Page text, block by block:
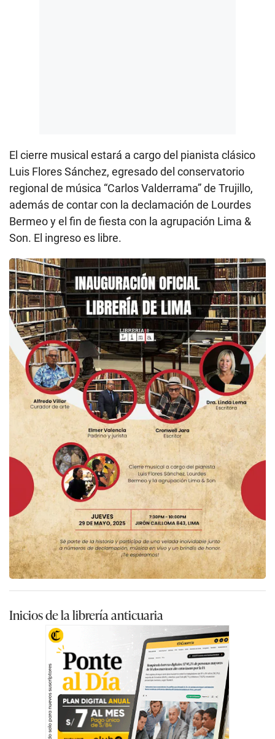
El cierre musical estará a cargo del pianista clásico
Luis Flores Sánchez, egresado del conservatorio
regional de música “Carlos Valderrama” de Trujillo,
además de contar con la declamación de Lourdes
Bermeo y el fin de fiesta con la agrupación Lima &
Son. El ingreso es libre.
Inicios de la librería anticuaria